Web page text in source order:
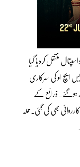
منتقل کردیا گیا
او کی سرکاری
ہوگئے۔ ذرائع کے
بھی کی گئی۔حملہ